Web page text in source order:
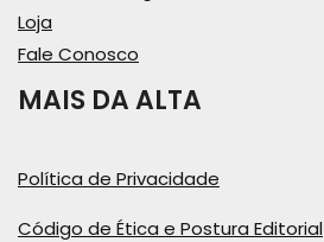
Loja
Fale Conosco
MAIS DA ALTA
Política de Privacidade
Código de Ética e Postura Editorial